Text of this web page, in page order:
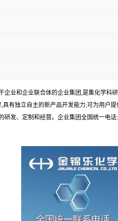
业和企业联合体的企业集团,是集化学科
有独立自主的新产品开发能力,可为用户
发、定制和经营。企业集团全国统一电话